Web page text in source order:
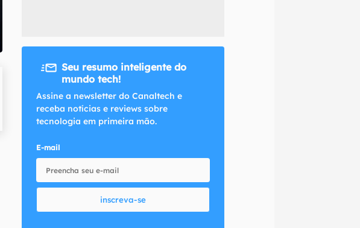
Seu resumo inteligente do
mundo tech!
Assine a newsletter do Canaltech e
receba notícias e reviews sobre
tecnologia em primeira mão.
E-mail
inscreva-se